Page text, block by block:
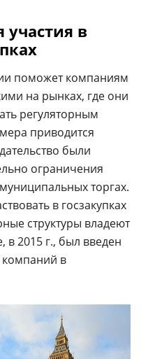
в
поможет компаниям
на рынках, где они
регуляторным
приводится
были
ограничения
торгах.
в госзакупках
структуры владеют
2015 г., был введен
в